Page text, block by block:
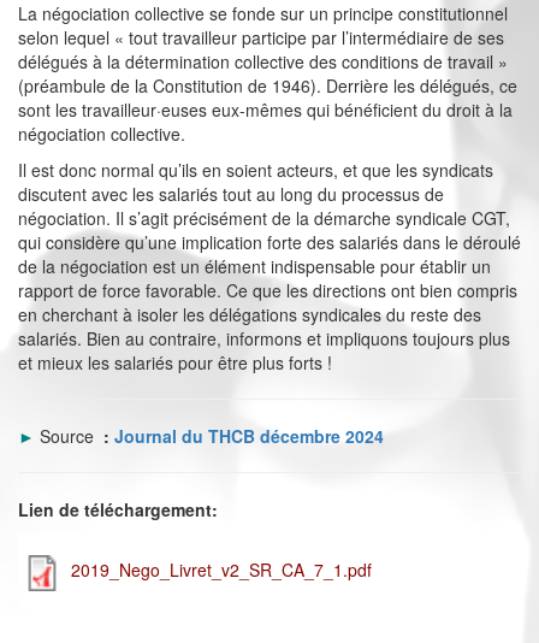
La négociation collective se fonde sur un principe constitutionnel
selon lequel « tout travailleur participe par l’intermédiaire de ses
délégués à la détermination collective des conditions de travail »
(préambule de la Constitution de 1946). Derrière les délégués, ce
sont les travailleur·euses eux-mêmes qui bénéficient du droit à la
négociation collective.
Il est donc normal qu’ils en soient acteurs, et que les syndicats
discutent avec les salariés tout au long du processus de
négociation. Il s’agit précisément de la démarche syndicale CGT,
qui considère qu’une implication forte des salariés dans le déroulé
de la négociation est un élément indispensable pour établir un
rapport de force favorable. Ce que les directions ont bien compris
en cherchant à isoler les délégations syndicales du reste des
salariés. Bien au contraire, informons et impliquons toujours plus
et mieux les salariés pour être plus forts !
► Source : Journal du THCB décembre 2024
Lien de téléchargement:
2019_Nego_Livret_v2_SR_CA_7_1.pdf